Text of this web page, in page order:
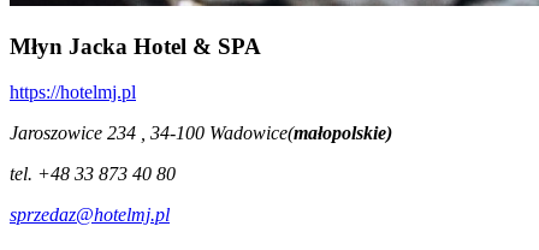
Młyn Jacka Hotel & SPA
https://hotelmj.pl
Jaroszowice 234 , 34-100 Wadowice(małopolskie)
tel. +48 33 873 40 80
sprzedaz@hotelmj.pl